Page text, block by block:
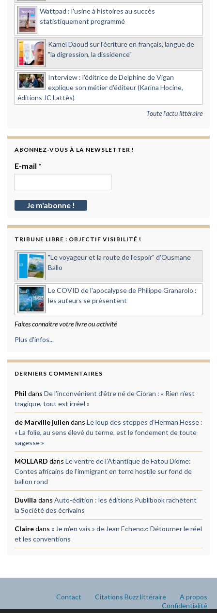
Wattpad : l'usine à histoires au succès
statistiquement programmé
Kamel Daoud sur l'écriture en français, langue de
"la digression, la dissidence"
Interview : l'éditrice de Delphine de Vigan
explique son métier d'éditeur (Karina Hocine,
éditions JC Lattès)
Toute l'actu littéraire
ABONNEZ-VOUS À LA NEWSLETTER !
E-mail *
TRIBUNE LIBRE : OBJECTIF VISIBILITÉ !
"Le voyageur et la route de l'espoir" d'Ousmane
Ballo
Le COVID de l'apocalypse de Philippe Granarolo :
les auteurs se présentent
Faites connaître votre livre ou activité
Plus d'infos...
DERNIERS COMMENTAIRES
Phil dans De l’inconvénient d’être né de Cioran : « Rien n’est
tragique, tout est irréel »
de Marville julien dans Le loup des steppes d’Herman Hesse :
« La folie, au sens élevé du terme, est le fondement de toute
sagesse »
MOLLARD dans Le ventre de l’Atlantique de Fatou Diome:
Contes africains de l’immigrant en terre hostile sur fond de
ballon rond
Duvilla dans Auto-édition : les éditions Publibook rachètent
la Société des écrivains
Clairedans « Je m’en vais » de Jean Echenoz: Détourner le réel
et les conventions
Contact Citations Buzz littéraire
A propos
Confidentialité